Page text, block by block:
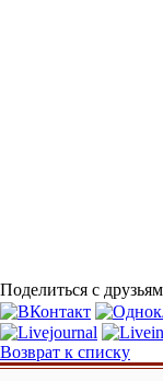
Поделиться с
Возврат к списку